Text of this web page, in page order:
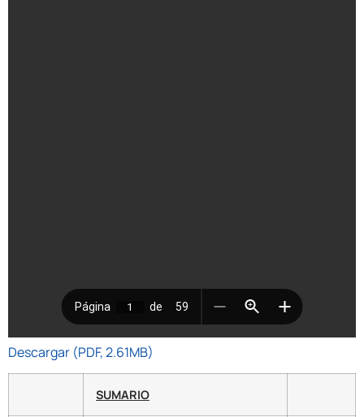
Descargar (PDF, 2.61MB)
SUMARIO